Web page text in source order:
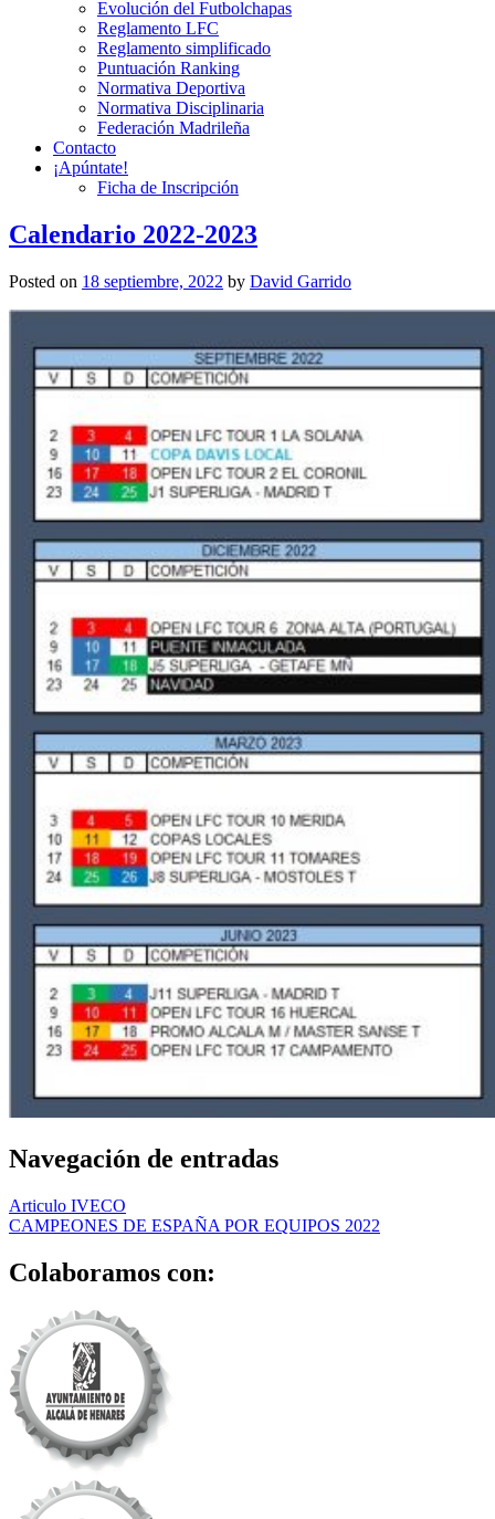
Evolución del Futbolchapas
Reglamento LFC
Reglamento simplificado
Puntuación Ranking
Normativa Deportiva
Normativa Disciplinaria
Federación Madrileña
Contacto
¡Apúntate!
Ficha de Inscripción
Calendario 2022-2023
Posted on 18 septiembre, 2022 by David Garrido
Navegación de entradas
Articulo IVECO
CAMPEONES DE ESPAÑA POR EQUIPOS 2022
Colaboramos con: